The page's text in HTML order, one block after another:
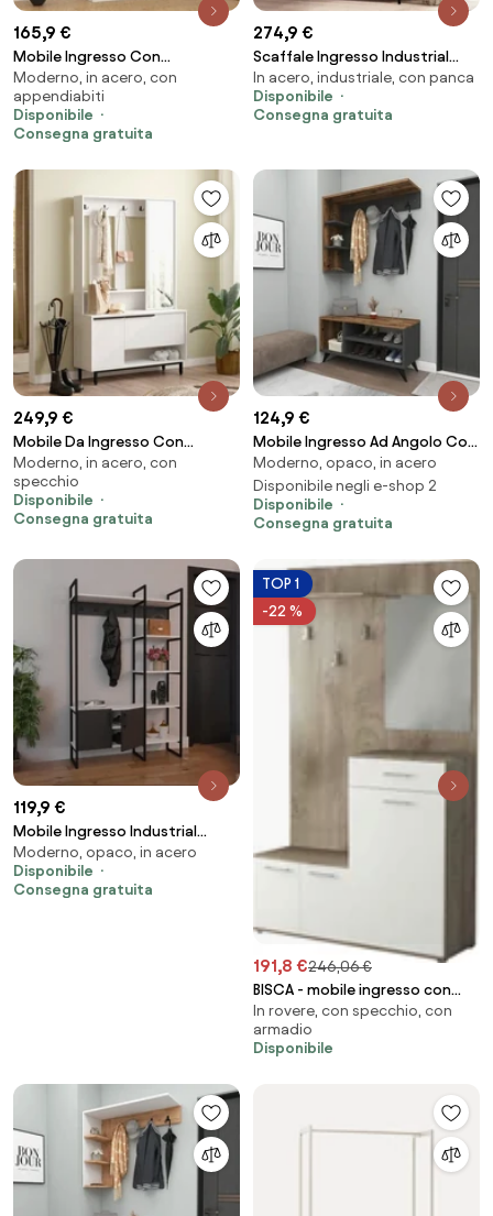
165,9 €
Mobile Ingresso Con
Appendiabiti E Vani 90x36x180
Chester Bianco
Moderno, in acero, con
appendiabiti
Disponibile
Consegna gratuita
274,9 €
Scaffale Ingresso Industrial
78x30x182 Con Appendiabiti E
Scarpiera Nomad Bianco
In acero, industriale, con panca
Disponibile
Consegna gratuita
249,9 €
Mobile Da Ingresso Con
Scarpiera Appendiabiti E
Specchio Orientabile Ocean
Bianco
Moderno, in acero, con
specchio
Disponibile
Consegna gratuita
124,9 €
Mobile Ingresso Ad Angolo Con
Appendiabiti E Scarpiera Noce E
Antracite Samle
Moderno, opaco, in acero
Disponibile negli e-shop 2
Disponibile
Consegna gratuita
119,9 €
Mobile Ingresso Industrial
120x34x180 Con Scarpiera
Appendiabiti E Ripiani Yago
Antracite E Bianco
Moderno, opaco, in acero
Disponibile
Consegna gratuita
TOP 1
-22 %
191,8 €246,06 €
BISCA - mobile ingresso con
attaccapanni
In rovere, con specchio, con
armadio
Disponibile